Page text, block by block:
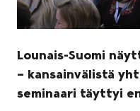
Lounais-Suomi
– kansainvälistä
seminaari täyttyi